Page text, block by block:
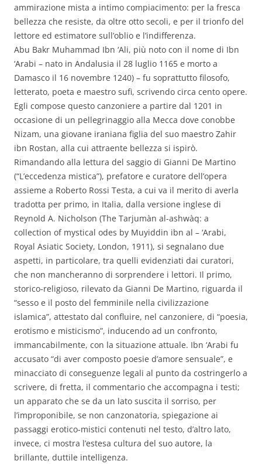
ammirazione mista a intimo compiacimento: per la fresca
bellezza che resiste, da oltre otto secoli, e per il trionfo del
lettore ed estimatore sull’oblio e l’indifferenza.
Abu Bakr Muhammad Ibn ‘Ali, più noto con il nome di Ibn
‘Arabi – nato in Andalusia il 28 luglio 1165 e morto a
Damasco il 16 novembre 1240) – fu soprattutto filosofo,
letterato, poeta e maestro sufi, scrivendo circa cento opere.
Egli compose questo canzoniere a partire dal 1201 in
occasione di un pellegrinaggio alla Mecca dove conobbe
Nizam, una giovane iraniana figlia del suo maestro Zahir
ibn Rostan, alla cui attraente bellezza si ispirò.
Rimandando alla lettura del saggio di Gianni De Martino
(“L’eccedenza mistica”), prefatore e curatore dell’opera
assieme a Roberto Rossi Testa, a cui va il merito di averla
tradotta per primo, in Italia, dalla versione inglese di
Reynold A. Nicholson (The Tarjumàn al-ashwàq: a
collection of mystical odes by Muyiddin ibn al – ‘Arabi,
Royal Asiatic Society, London, 1911), si segnalano due
aspetti, in particolare, tra quelli evidenziati dai curatori,
che non mancheranno di sorprendere i lettori. Il primo,
storico-religioso, rilevato da Gianni De Martino, riguarda il
“sesso e il posto del femminile nella civilizzazione
islamica”, attestato dal confluire, nel canzoniere, di “poesia,
erotismo e misticismo”, inducendo ad un confronto,
immancabilmente, con la situazione attuale. Ibn ‘Arabi fu
accusato “di aver composto poesie d’amore sensuale”, e
minacciato di conseguenze legali al punto da costringerlo a
scrivere, di fretta, il commentario che accompagna i testi;
un apparato che se da un lato suscita il sorriso, per
l’improponibile, se non canzonatoria, spiegazione ai
passaggi erotico-mistici contenuti nel testo, d’altro lato,
invece, ci mostra l’estesa cultura del suo autore, la
brillante, duttile intelligenza.